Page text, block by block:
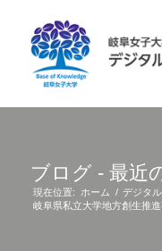
ブログ - 最近
現在位置: ホーム / デジタ
岐阜県私立大学地方創生推